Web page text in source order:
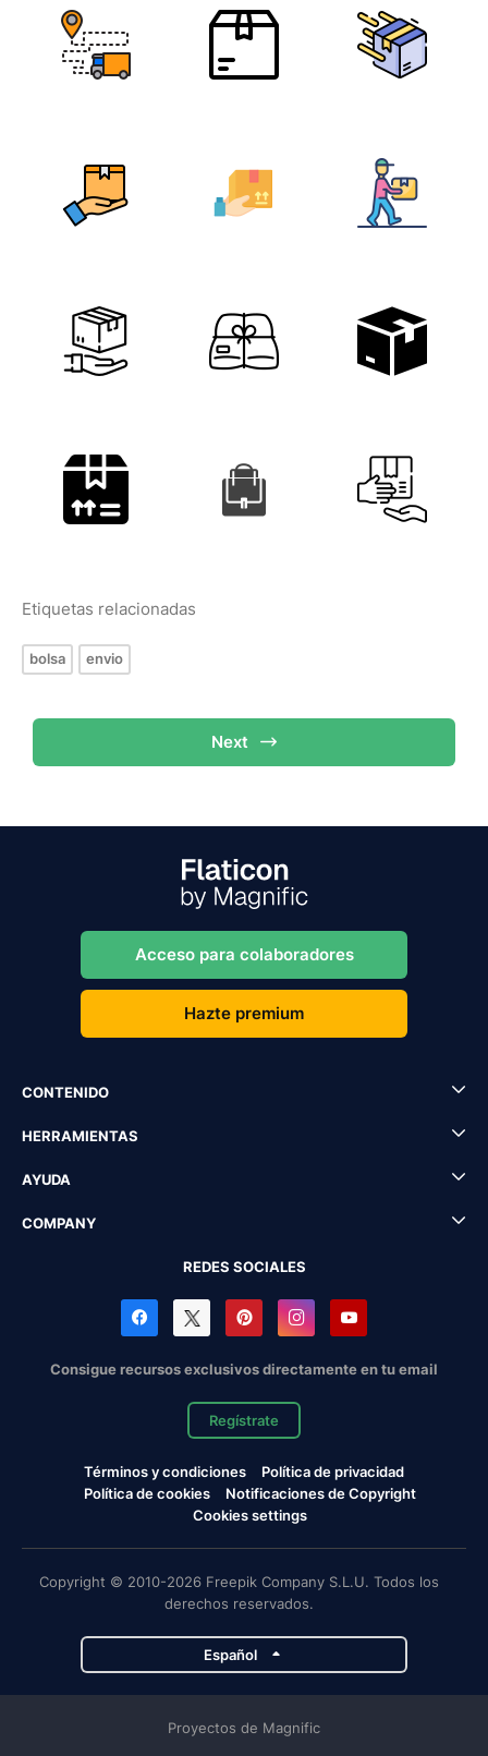
Etiquetas relacionadas
bolsa envio
Next
Acceso para colaboradores
Hazte premium
CONTENIDO
HERRAMIENTAS
AYUDA
COMPANY
REDES SOCIALES
Consigue recursos exclusivos directamente en tu email
Regístrate
Términos y condiciones
Política de privacidad
Política de cookies
Notificaciones de Copyright
Cookies settings
Copyright © 2010-2026 Freepik Company S.L.U. Todos los
derechos reservados.
Español
Proyectos de Magnific